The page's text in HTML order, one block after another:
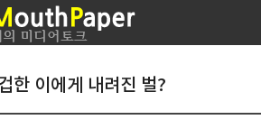
한 이에게 내려진 벌?